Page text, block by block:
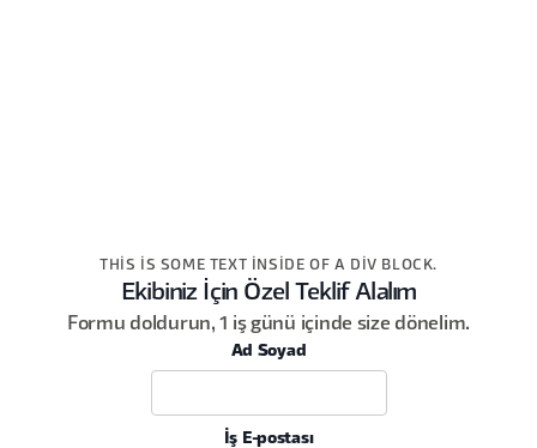
THIS IS SOME TEXT INSIDE OF A DIV BLOCK.
Ekibiniz İçin Özel Teklif Alalım
Formu doldurun, 1 iş günü içinde size dönelim.
Ad Soyad
İş E-postası